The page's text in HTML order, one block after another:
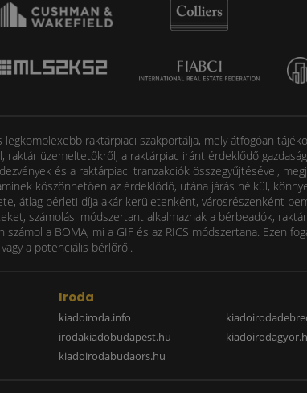
legkomplexebb raktárpiaci szakportálja, mely átfogóan
raktár üzemeltetőkről, a raktárpiac iránt érdeklődő
és a raktárpiaci tranzakciók összegyűjtésével,
köszönhetően az érdeklődő, utána járás nélkül,
átlag bérleti díja akár kerületenként, városrészenként
számolási módszertant alkalmaznak a bérbeadók,
számol a BOMA, mi a GIF és az RICS módszertana.
a potenciális bérlőről.
Iroda
kiadoiroda.info
irodakiadobudapest.hu
kiadoirodabudaors.hu